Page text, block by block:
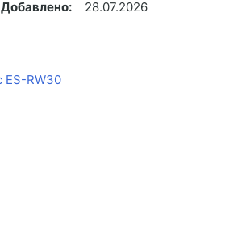
Добавлено:
28.07.2026